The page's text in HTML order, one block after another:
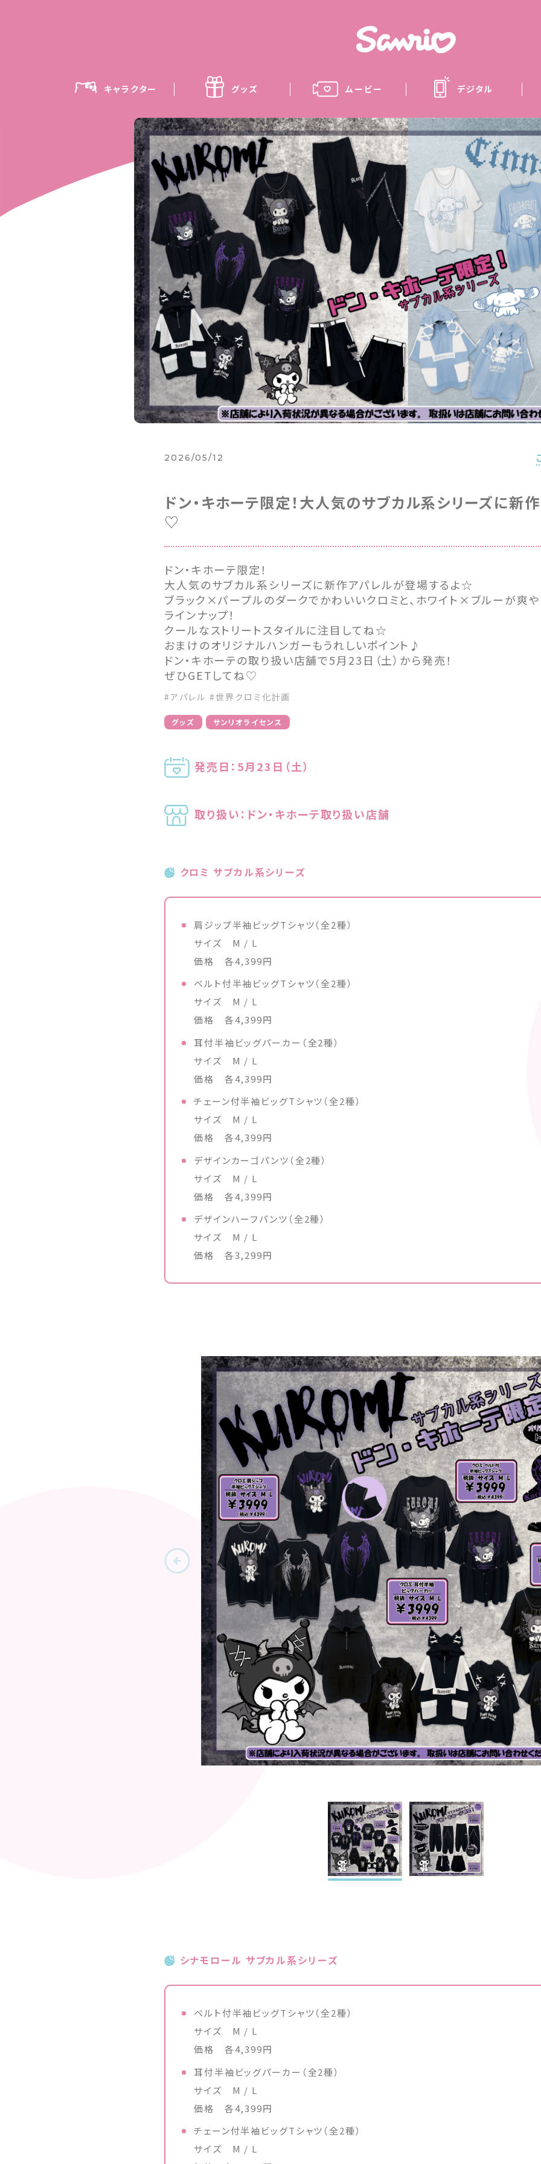
キャラクター グッズ ムービー デジタル
2026/05/12
ドン・キホーテ限定！大人気のサブカル系シリーズに新
♡
ドン・キホーテ限定！
大人気のサブカル系シリーズに新作アパレルが登場するよ☆
ブラック×パープルのダークでかわいいクロミと、ホワイト×ブルーが爽
ラインナップ！
クールなストリートスタイルに注目してね☆
おまけのオリジナルハンガーもうれしいポイント♪
ドン・キホーテの取り扱い店舗で5月23日（土）から発売！
ぜひGETしてね♡
#アパレル #世界クロミ化計画
グッズ サンリオライセンス
発売日：5月23日（土）
取り扱い：ドン・キホーテ取り扱い店舗
クロミ サブカル系シリーズ
肩ジップ半袖ビッグTシャツ（全2種）
サイズ M / L
価格 各4,399円
ベルト付半袖ビッグTシャツ（全2種）
サイズ M / L
価格 各4,399円
耳付半袖ビッグパーカー（全2種）
サイズ M / L
価格 各4,399円
チェーン付半袖ビッグTシャツ（全2種）
サイズ M / L
価格 各4,399円
デザインカーゴパンツ（全2種）
サイズ M / L
価格 各4,399円
デザインハーフパンツ（全2種）
サイズ M / L
価格 各3,299円
シナモロール サブカル系シリーズ
ベルト付半袖ビッグTシャツ（全2種）
サイズ M / L
価格 各4,399円
耳付半袖ビッグパーカー（全2種）
サイズ M / L
価格 各4,399円
チェーン付半袖ビッグTシャツ（全2種）
サイズ M / L